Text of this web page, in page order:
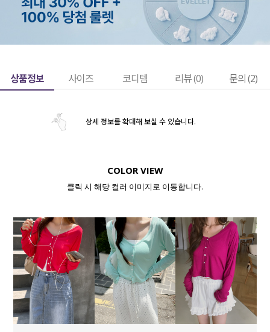
상품정보 사이즈 코디템 리뷰 (0) 문의 (2)
상세 정보를 확대해 보실 수 있습니다.
COLOR VIEW
클릭 시 해당 컬러 이미지로 이동합니다.